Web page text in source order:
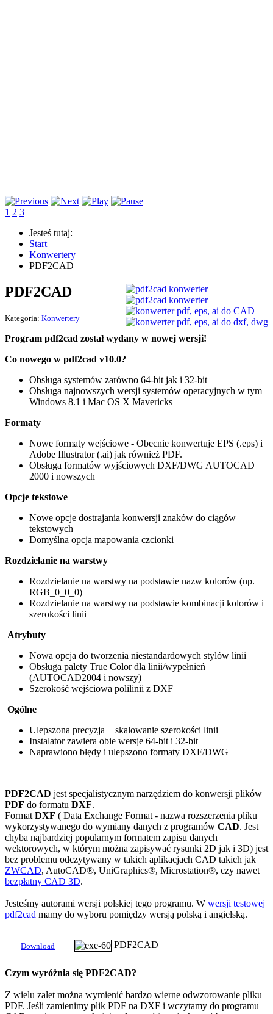
1 2 3
Jesteś tutaj:
Start
Konwertery
PDF2CAD
PDF2CAD
Kategoria: Konwertery
Program pdf2cad został wydany w nowej wersji!
Co nowego w pdf2cad v10.0?
Obsługa systemów zarówno 64-bit jak i 32-bit
Obsługa najnowszych wersji systemów operacyjnych w tym
Windows 8.1 i Mac OS X Mavericks
Formaty
Nowe formaty wejściowe - Obecnie konwertuje EPS (.eps) i
Adobe Illustrator (.ai) jak również PDF.
Obsługa formatów wyjściowych DXF/DWG AUTOCAD
2000 i nowszych
Opcje tekstowe
Nowe opcje dostrajania konwersji znaków do ciągów
tekstowych
Domyślna opcja mapowania czcionki
Rozdzielanie na warstwy
Rozdzielanie na warstwy na podstawie nazw kolorów (np.
RGB_0_0_0)
Rozdzielanie na warstwy na podstawie kombinacji kolorów i
szerokości linii
Atrybuty
Nowa opcja do tworzenia niestandardowych stylów linii
Obsługa palety True Color dla linii/wypełnień
(AUTOCAD2004 i nowszy)
Szerokość wejściowa polilinii z DXF
Ogólne
Ulepszona precyzja + skalowanie szerokości linii
Instalator zawiera obie wersje 64-bit i 32-bit
Naprawiono błędy i ulepszono formaty DXF/DWG
PDF2CAD jest specjalistycznym narzędziem do konwersji plików
PDF do formatu DXF.
Format DXF ( Data Exchange Format - nazwa rozszerzenia pliku
wykorzystywanego do wymiany danych z programów CAD. Jest
chyba najbardziej popularnym formatem zapisu danych
wektorowych, w którym można zapisywać rysunki 2D jak i 3D) jest
bez problemu odczytywany w takich aplikacjach CAD takich jak
ZWCAD, AutoCAD®, UniGraphics®, Microstation®, czy nawet
bezpłatny CAD 3D.
Jesteśmy autorami wersji polskiej tego programu. W wersji testowej
pdf2cad mamy do wyboru pomiędzy wersją polską i angielską.
Download PDF2CAD
Czym wyróżnia się PDF2CAD?
Z wielu zalet można wymienić bardzo wierne odwzorowanie pliku
PDF. Jeśli zamienimy plik PDF na DXF i wczytamy do programu